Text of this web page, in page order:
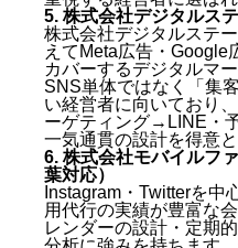
5. 株式会社デジタルス
株式会社デジタルステ
えてMeta広告・Google
カバーするデジタルマ
SNS単体ではなく「集
い経営者に向いており
ーゲティング→LINE・
一気通貫の設計を得意と
6. 株式会社モバイルフ
葉対応）
Instagram・Twitterを中
用代行の実績が豊富な
レンダーの設計・定期
柏でSNS運用代行会社を
SNS集客が柏の店舗ビ
自社運用との違いとメ
柏のSNS運用代行会社を
①動画・SNSに特化し
②企画から投稿まで一
③コミュニケーション
④契約期間・料金形態